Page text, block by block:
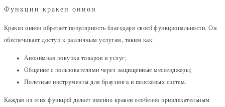
Функции кракен онион
Кракен онион обретает популярность благодаря своей функциональности. Он
обеспечивает доступ к различным услугам, таким как:
Анонимная покупка товаров и услуг;
Общение с пользователями через защищенные мессенджеры;
Полезные инструменты для браузинга и поисковых систем.
Каждая из этих функций делает именно кракен особенно привлекательным